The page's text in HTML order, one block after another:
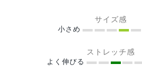
サイズ感
小さめ
ストレッチ感
よく伸びる